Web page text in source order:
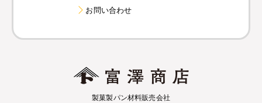
お問い合わせ
製菓製パン材料販売会社